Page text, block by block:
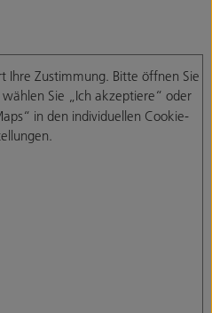
Ihre Zustimmung. Bitte öffnen Sie
wählen Sie „Ich akzeptiere“ oder
in den individuellen Cookie-